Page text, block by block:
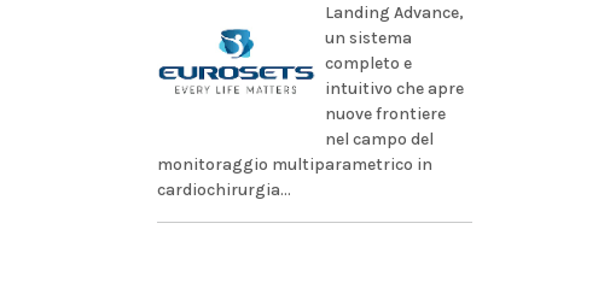
Landing Advance,
un sistema
completo e
intuitivo che apre
nuove frontiere
nel campo del
monitoraggio multiparametrico in
cardiochirurgia...